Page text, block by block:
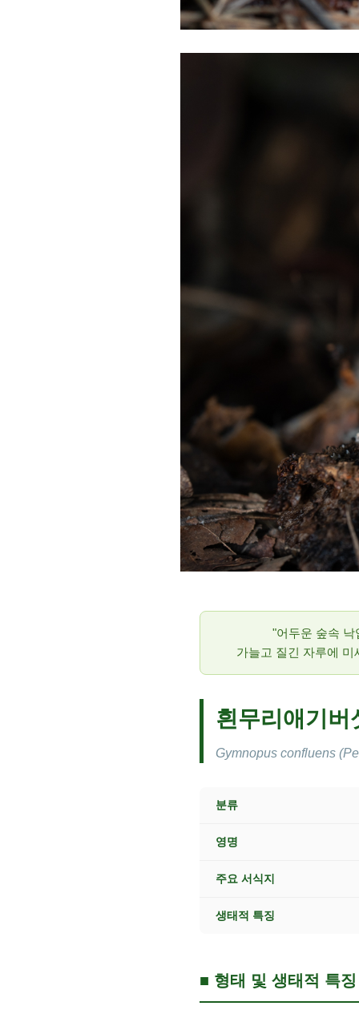
"어두운 숲속
가늘고 질긴 자루에
흰무리애기버
Gymnopus confluens
분류
영명
주요 서식지
생태적 특징
■ 형태 및 생태적 특